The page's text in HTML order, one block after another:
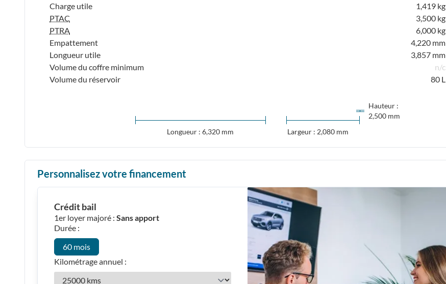
Charge utile
1,419 kg
PTAC
3,500 kg
PTRA
6,000 kg
Empattement
4,220 mm
Longueur utile
3,857 mm
Volume du coffre minimum
n/c
Volume du réservoir
80 L
Longueur : 6,320 mm
Hauteur :
2,500 mm
Largeur : 2,080 mm
Personnalisez votre financement
Crédit bail
1er loyer majoré : Sans apport
Durée :
60 mois
Kilométrage annuel :